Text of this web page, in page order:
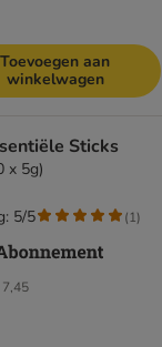
Toevoegen aan
winkelwagen
Sticks
x 5g)
5/5 (1)